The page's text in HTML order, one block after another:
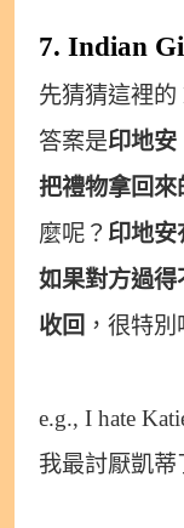
7. Indian
先猜猜這裡的
答案是印地安
把禮物拿回來
麼呢？ 印地安
如果對方過
收回 ，很特別
e.g., I hate
我最討厭凱蒂